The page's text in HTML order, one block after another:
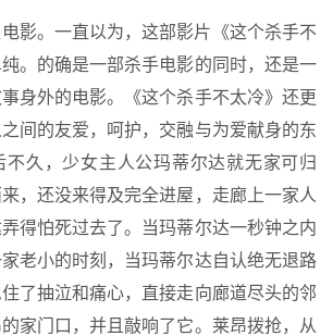
影。一直以为，这部影片《这个杀手不
。的确是一部杀手电影的同时，还是一
身外的电影。《这个杀手不太冷》还更
间的友爱，呵护，交融与为爱献身的东
不久，少女主人公玛蒂尔达就无家可归
，还没来得及完全进屋，走廊上一家人
得怕死过去了。当玛蒂尔达一秒钟之内
老小的时刻，当玛蒂尔达自认绝无退路
了抽泣和痛心，直接走向廊道尽头的邻
家门口，并且敲响了它。莱昂拨抢，从